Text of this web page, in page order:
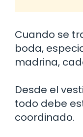
Cuando se
boda,
madrina,
Desde el
todo debe
coordinado.